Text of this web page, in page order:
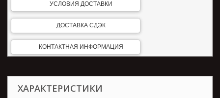
УСЛОВИЯ ДОСТАВКИ
ДОСТАВКА СДЭК
КОНТАКТНАЯ ИНФОРМАЦИЯ
ХАРАКТЕРИСТИКИ